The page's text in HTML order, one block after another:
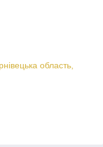
область,